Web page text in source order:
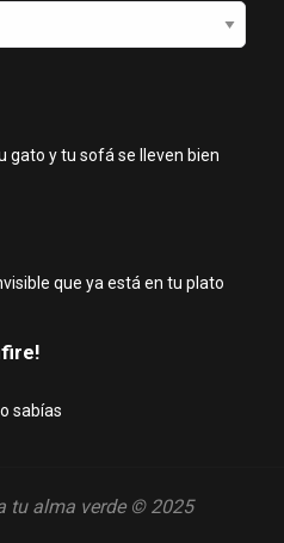
gato y tu sofá se lleven bien
que ya está en tu plato
sabías
tu alma verde © 2025